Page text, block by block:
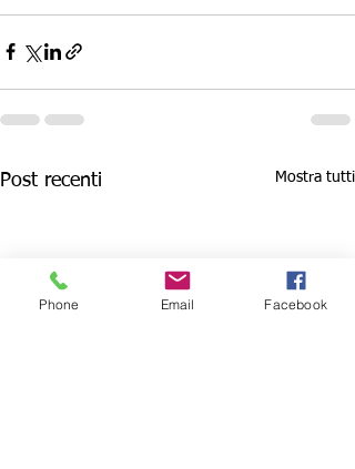
Post recenti Mostra tutti
Phone Email Facebook